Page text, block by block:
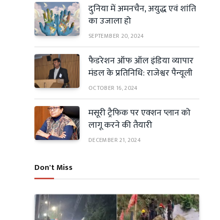
दुनिया में अमनचैन, अयुद्ध एवं शांति
का उजाला हो
SEPTEMBER 20, 2024
फैडरेशन ऑफ ऑल इंडिया व्यापार
मंडल के प्रतिनिधि: राजेश्वर पैन्यूली
OCTOBER 16, 2024
मसूरी ट्रैफिक पर एक्शन प्लान को
लागू करने की तैयारी
DECEMBER 21, 2024
Don't Miss